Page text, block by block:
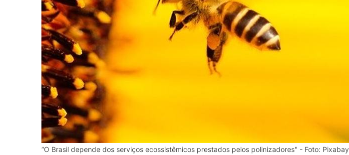
“O Brasil depende dos serviços ecossistêmicos prestados pelos polinizadores" - Foto: Pixabay